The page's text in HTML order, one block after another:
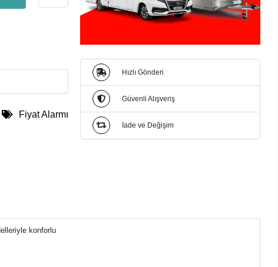
Fiyat Alarmı
Hızlı Gönderi
Güvenli Alışveriş
İade ve Değişim
konforlu